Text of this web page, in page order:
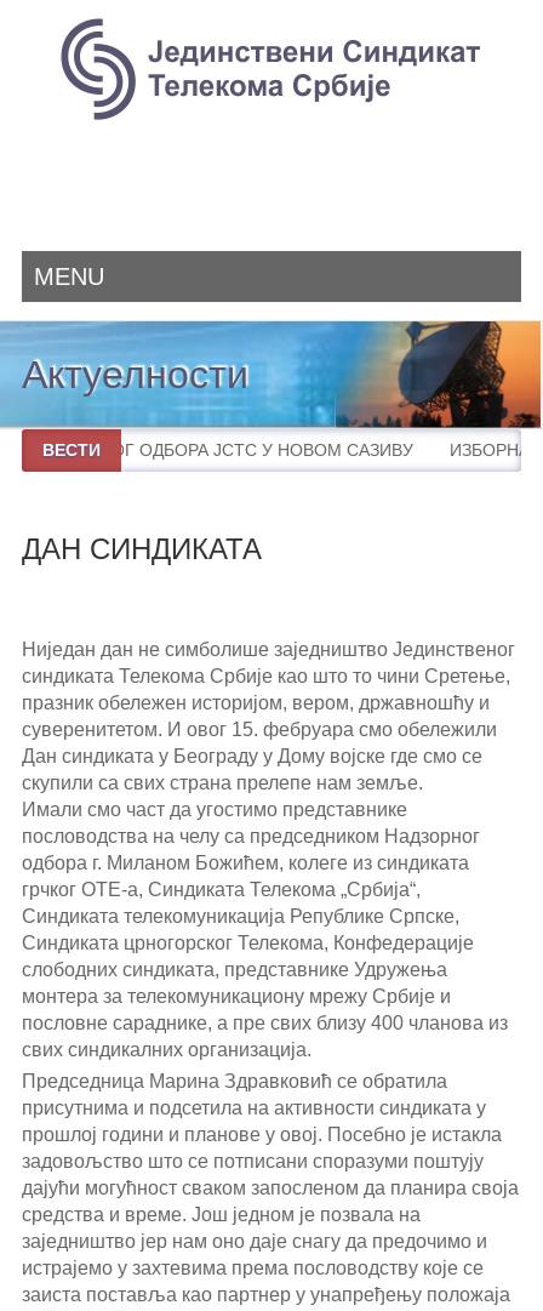
MENU
Актуелности
ДАН СИНДИКАТА
Ниједан дан не симболише заједништво Јединственог
синдиката Телекома Србије као што то чини Сретење,
празник обележен историјом, вером, државношћу и
суверенитетом. И овог 15. фебруара смо обележили
Дан синдиката у Београду у Дому војске где смо се
скупили са свих страна прелепе нам земље.
Имали смо част да угостимо представнике
пословодства на челу са председником Надзорног
одбора г. Миланом Божићем, колеге из синдиката
грчког ОТЕ-а, Синдиката Телекома „Србија“,
Синдиката телекомуникација Републике Српске,
Синдиката црногорског Телекома, Конфедерације
слободних синдиката, представнике Удружења
монтера за телекомуникациону мрежу Србије и
пословне сараднике, а пре свих близу 400 чланова из
свих синдикалних организација.
Председница Марина Здравковић се обратила
присутнима и подсетила на активности синдиката у
прошлој години и планове у овој. Посебно је истакла
задовољство што се потписани споразуми поштују
дајући могућност сваком запосленом да планира своја
средства и време. Још једном је позвала на
заједништво јер нам оно даје снагу да предочимо и
истрајемо у захтевима према пословодству које се
заиста поставља као партнер у унапређењу положаја